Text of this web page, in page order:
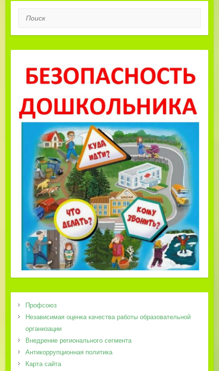
Поиск
Профсоюз
Независимая оценка качества работы образовательной
организации
Внедрение регионального сегмента
Антикоррупционная политика
Карта сайта